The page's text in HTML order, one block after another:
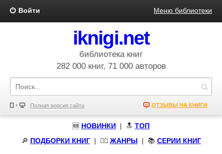
Войти Меню библиотеки
iknigi.net
библиотека книг
282 000 книг, 71 000 авторов
Полная версия сайта ОТЗЫВЫ НА КНИГИ
🆕 НОВИНКИ | 🔝 ТОП
🔎 ПОДБОРКИ КНИГ| 🧝‍♀️ ЖАНРЫ | 📚 СЕРИИ КНИГ